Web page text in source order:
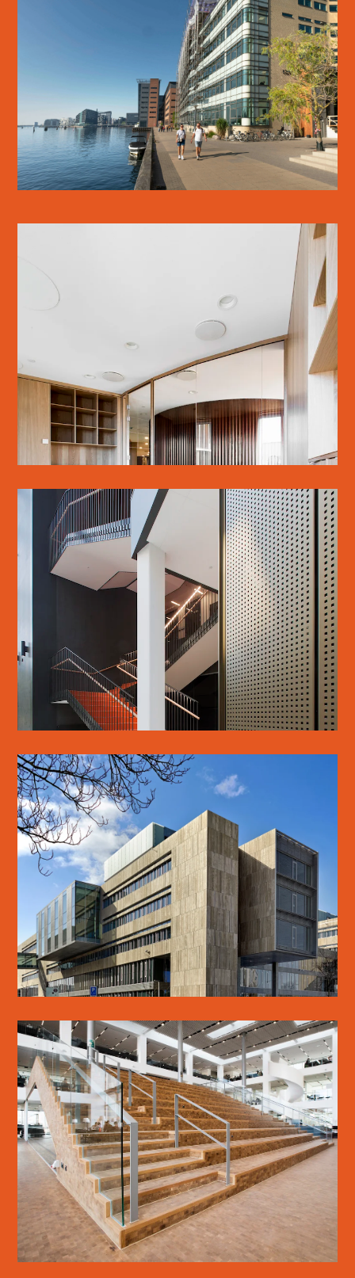
KALVEBOD BRYGGE
SE MERE
AXEL TOWERS
SE MERE
PHARMA SCIENCE
SE MERE
KUA2
SE MERE
KUA3
LÆS MERE